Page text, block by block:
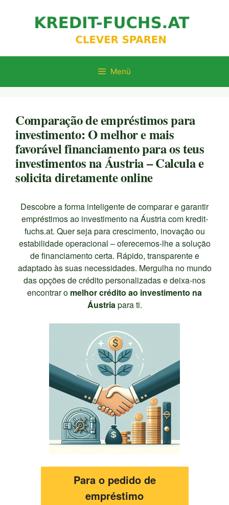
Menü
Comparação de empréstimos para
investimento: O melhor e mais
favorável financiamento para os teus
investimentos na Áustria – Calcula e
solicita diretamente online
Descobre a forma inteligente de comparar e garantir
empréstimos ao investimento na Áustria com kredit-
fuchs.at. Quer seja para crescimento, inovação ou
estabilidade operacional – oferecemos-lhe a solução
de financiamento certa. Rápido, transparente e
adaptado às suas necessidades. Mergulha no mundo
das opções de crédito personalizadas e deixa-nos
encontrar o melhor crédito ao investimento na
Áustriapara ti.
Para o pedido de
empréstimo